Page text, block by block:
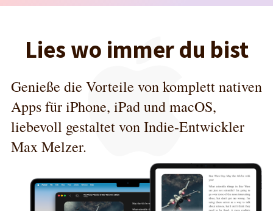
Lies wo immer du bist
Genieße die Vorteile von komplett nativen
Apps für iPhone, iPad und macOS,
liebevoll gestaltet von Indie-Entwickler
Max Melzer.